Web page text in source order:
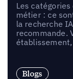
Les
métier : ce
la recherche
recommande.
Blogs